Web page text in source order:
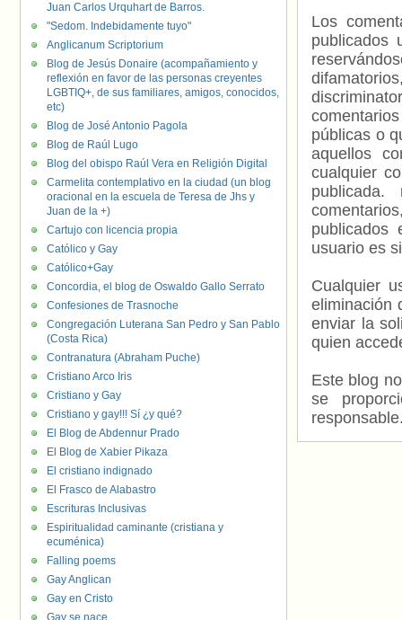
Los
publicados
públicas o
aquellos
cualquier
usuario es
Cualquier
eliminación
enviar la
quien
Este blog
se
Juan Carlos Urquhart de Barros.
"Sedom. Indebidamente tuyo"
Anglicanum Scriptorium
Blog de Jesús Donaire (acompañamiento y
reflexión en favor de las personas creyentes
LGBTIQ+, de sus familiares, amigos, conocidos,
etc)
Blog de José Antonio Pagola
Blog de Raúl Lugo
Blog del obispo Raúl Vera en Religión Digital
Carmelita contemplativo en la ciudad (un blog
oracional en la escuela de Teresa de Jhs y
Juan de la +)
Cartujo con licencia propia
Católico y Gay
Católico+Gay
Concordia, el blog de Oswaldo Gallo Serrato
Confesiones de Trasnoche
Congregación Luterana San Pedro y San Pablo
(Costa Rica)
Contranatura (Abraham Puche)
Cristiano Arco Iris
Cristiano y Gay
Cristiano y gay!!! Sí ¿y qué?
El Blog de Abdennur Prado
El Blog de Xabier Pikaza
El cristiano indignado
El Frasco de Alabastro
Escrituras Inclusivas
Espiritualidad caminante (cristiana y
ecuménica)
Falling poems
Gay Anglican
Gay en Cristo
Gay se nace.